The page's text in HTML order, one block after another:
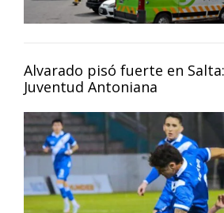
Alvarado pisó fuerte en
Juventud Antoniana